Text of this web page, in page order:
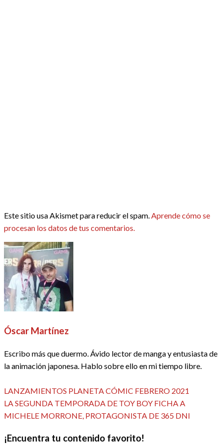
Este sitio usa Akismet para reducir el spam. Aprende cómo se
procesan los datos de tus comentarios.
Óscar Martínez
Escribo más que duermo. Ávido lector de manga y entusiasta de
la animación japonesa. Hablo sobre ello en mi tiempo libre.
Navegación
de
entradas
Entrada
anterior
LANZAMIENTOS PLANETA CÓMIC FEBRERO 2021
Entrada
siguiente
LA SEGUNDA TEMPORADA DE TOY BOY FICHA A
MICHELE MORRONE, PROTAGONISTA DE 365 DNI
¡Encuentra tu contenido favorito!